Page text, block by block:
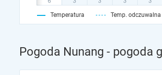
Temperatura Temp. odczuwalna
Pogoda Nunang - pogoda